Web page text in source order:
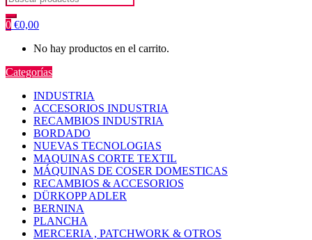
0 €0,00
No hay productos en el carrito.
Categorías
INDUSTRIA
ACCESORIOS INDUSTRIA
RECAMBIOS INDUSTRIA
BORDADO
NUEVAS TECNOLOGIAS
MAQUINAS CORTE TEXTIL
MÁQUINAS DE COSER DOMESTICAS
RECAMBIOS & ACCESORIOS
DÜRKOPP ADLER
BERNINA
PLANCHA
MERCERIA , PATCHWORK & OTROS